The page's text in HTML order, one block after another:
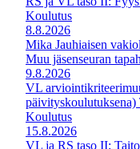
Koulutus
8.8.2026
Mika Jauhiaisen
Muu jäsenseuran
9.8.2026
VL
Koulutus
15.8.2026
VL ja RS taso II: